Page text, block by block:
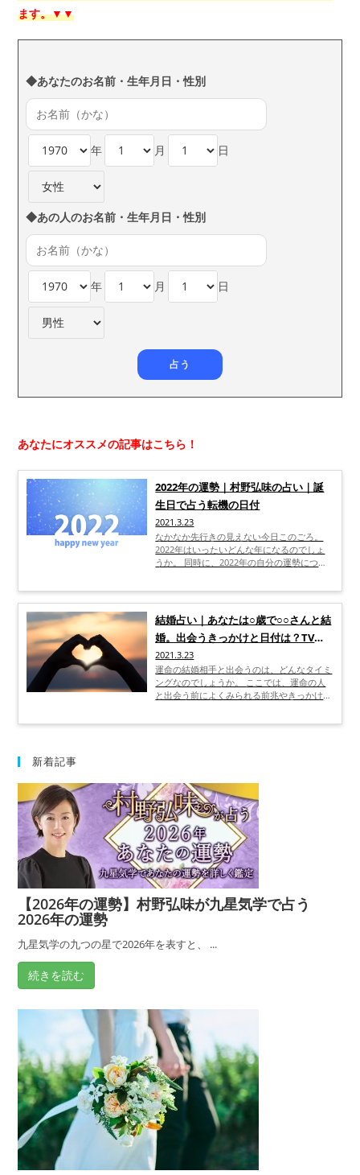
ます。▼▼
◆あなたのお名前・生年月日・性別
年 月 日
◆あの人のお名前・生年月日・性別
年 月 日
あなたにオススメの記事はこちら！
2022年の運勢｜村野弘味の占い｜誕
生日で占う転機の日付
2021.3.23
なかなか先行きの見えない今日このごろ。
2022年はいったいどんな年になるのでしょ
うか。 同時に、2022年の自分の運勢につい
また2022年の運気の流れについても解説し
ていきます。 さらに、具体的に2022年の運
勢や重要な転機などについて知りたい人のた
めに、村野弘味先生について解説します。
2022年の運勢が気になっている人は、ぜひ
ご一読ください。
結婚占い｜あなたは○歳で○○さんと結
婚。出会うきっかけと日付は？TV出
演「村野弘味」が徹底鑑定
2021.3.23
運命の結婚相手と出会うのは、どんなタイミ
ングなのでしょうか。 ここでは、運命の人
と出会う前によくみられる前兆やきっかけに
に、それでも結婚のチャンスが訪れない、と
いう人にすすめの占い師、村野弘味先生のプ
ロフィールや鑑定の依頼方法などについても
ご紹介します。
新着記事
【2026年の運勢】村野弘味が九星気学で占う
2026年の運勢
九星気学の九つの星で2026年を表すと、 ...
続きを読む